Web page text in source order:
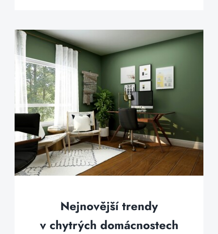
Nejnovější trendy
v chytrých domácnostech